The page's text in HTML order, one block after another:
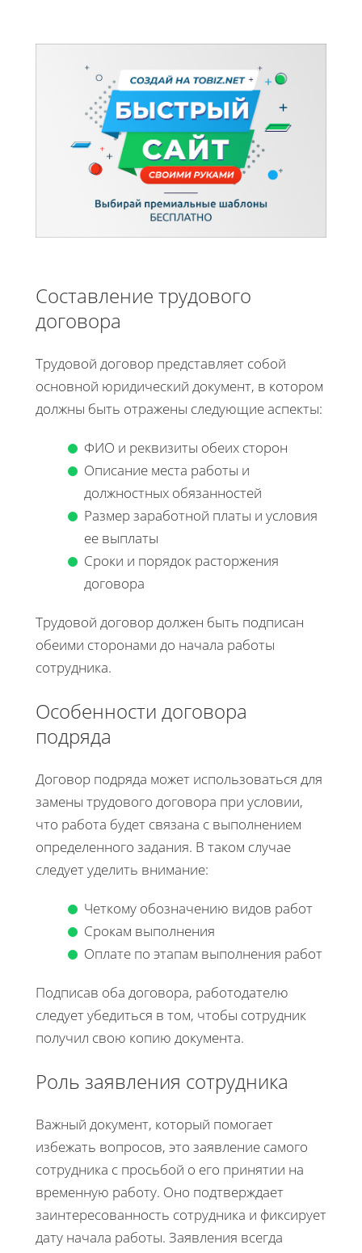
Составление трудового
договора
Трудовой договор представляет собой
основной юридический документ, в котором
должны быть отражены следующие аспекты:
ФИО и реквизиты обеих сторон
Описание места работы и
должностных обязанностей
Размер заработной платы и условия
ее выплаты
Сроки и порядок расторжения
договора
Трудовой договор должен быть подписан
обеими сторонами до начала работы
сотрудника.
Особенности договора
подряда
Договор подряда может использоваться для
замены трудового договора при условии,
что работа будет связана с выполнением
определенного задания. В таком случае
следует уделить внимание:
Четкому обозначению видов работ
Срокам выполнения
Оплате по этапам выполнения работ
Подписав оба договора, работодателю
следует убедиться в том, чтобы сотрудник
получил свою копию документа.
Роль заявления сотрудника
Важный документ, который помогает
избежать вопросов, это заявление самого
сотрудника с просьбой о его принятии на
временную работу. Оно подтверждает
заинтересованность сотрудника и фиксирует
дату начала работы. Заявления всегда